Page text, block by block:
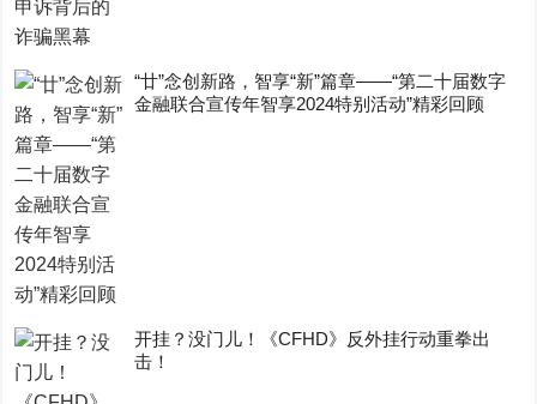
“廿”念创新路，智享“新”篇章——“第二十届数字
金融联合宣传年智享2024特别活动”精彩回顾
开挂？没门儿！《CFHD》反外挂行动重拳出
击！